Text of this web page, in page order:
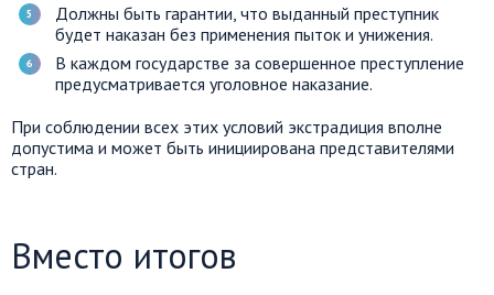
Должны быть гарантии, что выданный преступник
будет наказан без применения пыток и унижения.
В каждом государстве за совершенное преступление
предусматривается уголовное наказание.
При соблюдении всех этих условий экстрадиция вполне
допустима и может быть инициирована представителями
стран.
Вместо итогов